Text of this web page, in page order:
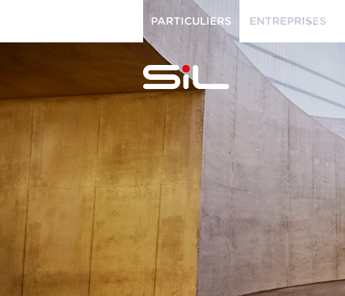
SiL
multimédia
PARTICULIERS
PARTICULIERS
ENTREPRISES
ENTREPRISES